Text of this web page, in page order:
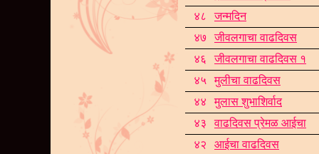
४८
जन्मदिन
४७
जीवलगाचा वाढदिवस
४६
जीवलगाचा वाढदिवस १
४५
मुलीचा वाढदिवस
४४
मुलास शुभाशिर्वाद
४३
वाढदिवस प्रेमळ आईचा
४२
आईचा वाढदिवस